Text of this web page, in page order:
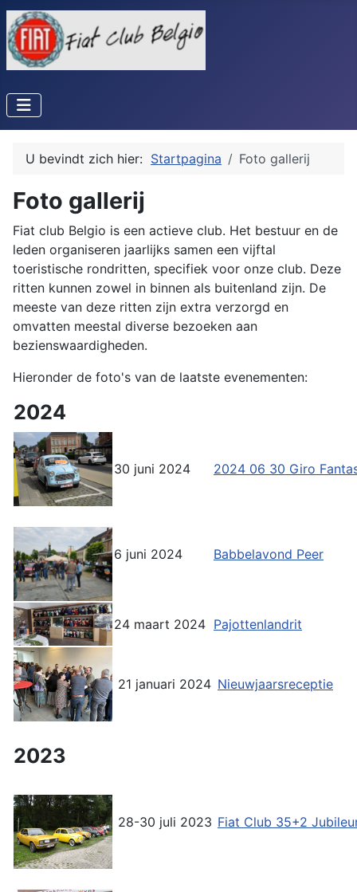
U bevindt zich hier: Startpagina Foto gallerij
Foto gallerij
Fiat club Belgio is een actieve club. Het bestuur en de
leden organiseren jaarlijks samen een vijftal
toeristische rondritten, specifiek voor onze club. Deze
ritten kunnen zowel in binnen als buitenland zijn. De
meeste van deze ritten zijn extra verzorgd en
omvatten meestal diverse bezoeken aan
bezienswaardigheden.
Hieronder de foto's van de laatste evenementen:
2024
30 juni 2024 2024 06 30 Giro
6 juni 2024 Babbelavond Peer
24 maart 2024 Pajottenlandrit
21 januari 2024 Nieuwjaarsreceptie
2023
28-30 juli 2023 Fiat Club 35+2